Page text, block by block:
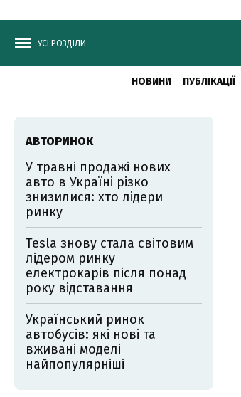
УСІ РОЗДІЛИ
НОВИНИ ПУБЛІКАЦІЇ
АВТОРИНОК
У травні продажі нових
авто в Україні різко
знизилися: хто лідери
ринку
Tesla знову стала світовим
лідером ринку
електрокарів після понад
року відставання
Український ринок
автобусів: які нові та
вживані моделі
найпопулярніші